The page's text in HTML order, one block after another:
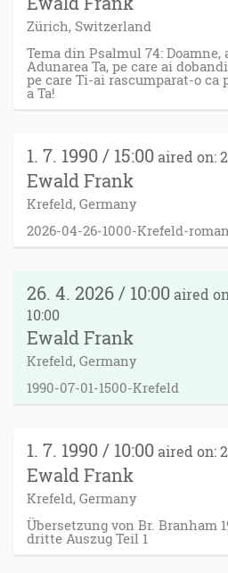
Zürich, Switzerland
Tema din Psalmul 74:
Adunarea Ta, pe care ai
pe care Ti-ai rascumparat-o ca
a Ta!
1. 7. 1990 / 15:00 aired on:
Ewald Frank
Krefeld, Germany
2026-04-26-1000-Krefeld-
26. 4. 2026 / 10:00 aired
10:00
Ewald Frank
Krefeld, Germany
1990-07-01-1500-Krefeld
1. 7. 1990 / 10:00 aired on:
Ewald Frank
Krefeld, Germany
Übersetzung von Br. Branham
dritte Auszug Teil 1